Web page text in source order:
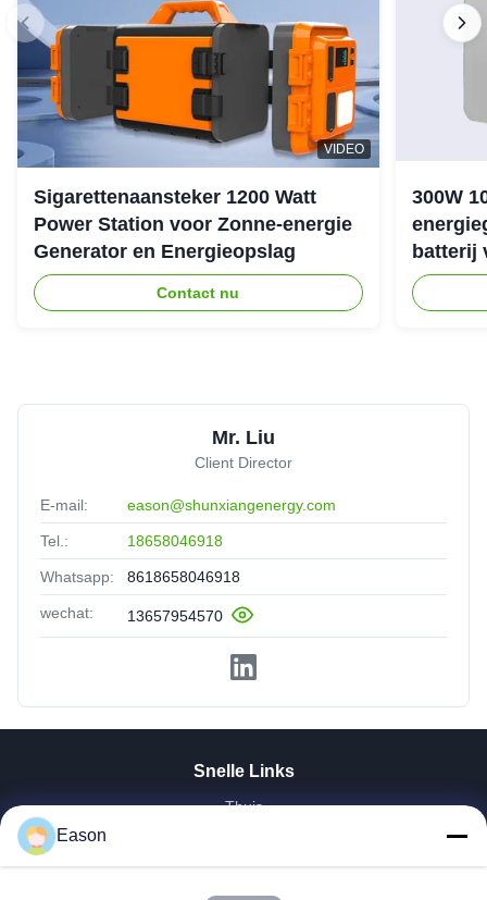
VIDEO
Sigarettenaansteker 1200 Watt
Power Station voor Zonne-energie
Generator en Energieopslag
Contact nu
300W
batterij
Mr. Liu
Client Director
E-mail: eason@shunxiangenergy.com
Tel.: 18658046918
Whatsapp: 8618658046918
wechat: 13657954570
Snelle Links
Thuis
Videos
Eason